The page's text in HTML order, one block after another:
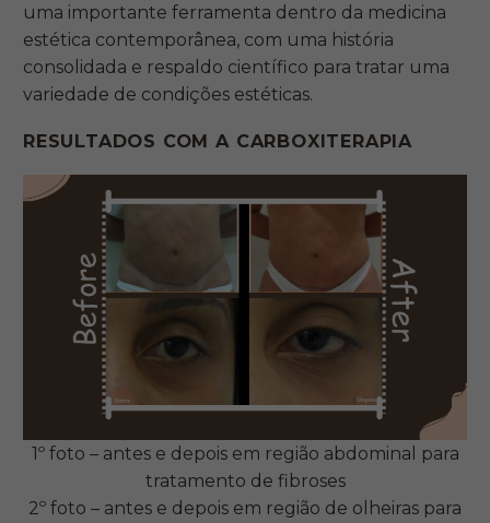
uma importante ferramenta dentro da medicina
estética contemporânea, com uma história
consolidada e respaldo científico para tratar uma
variedade de condições estéticas.
RESULTADOS COM A CARBOXITERAPIA
1º foto – antes e depois em região abdominal para
tratamento de fibroses
2º foto – antes e depois em região de olheiras para